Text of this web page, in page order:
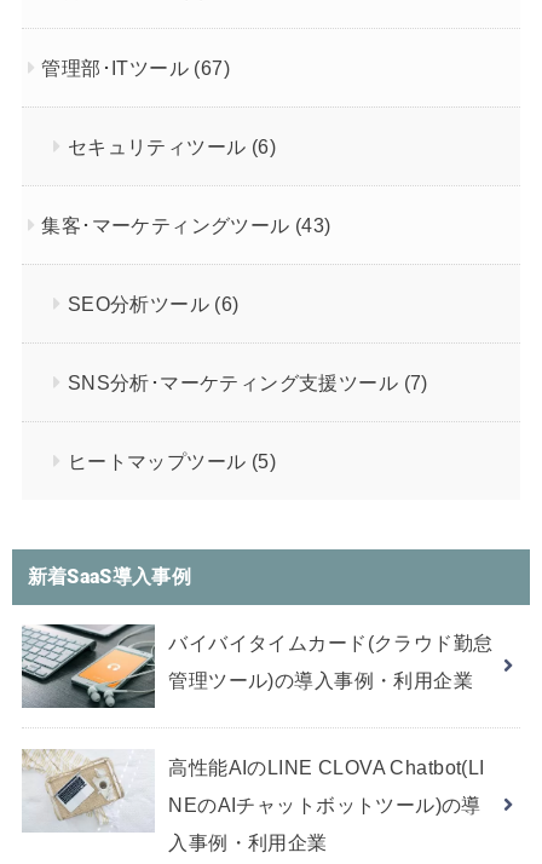
管理部･ITツール (67)
セキュリティツール (6)
集客･マーケティングツール (43)
SEO分析ツール (6)
SNS分析･マーケティング支援ツール (7)
ヒートマップツール (5)
新着SaaS導入事例
バイバイタイムカード(クラウド勤怠
管理ツール)の導入事例・利用企業
高性能AIのLINE CLOVA Chatbot(LI
NEのAIチャットボットツール)の導
入事例・利用企業